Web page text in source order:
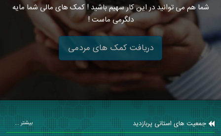
شما هم می توانید در این کار سهیم باشید ! کمک های مالی شما مایه
دلگرمی ماست !
دریافت کمک های مردمی
جمعیت های استانی پربازدید بیشتر ...